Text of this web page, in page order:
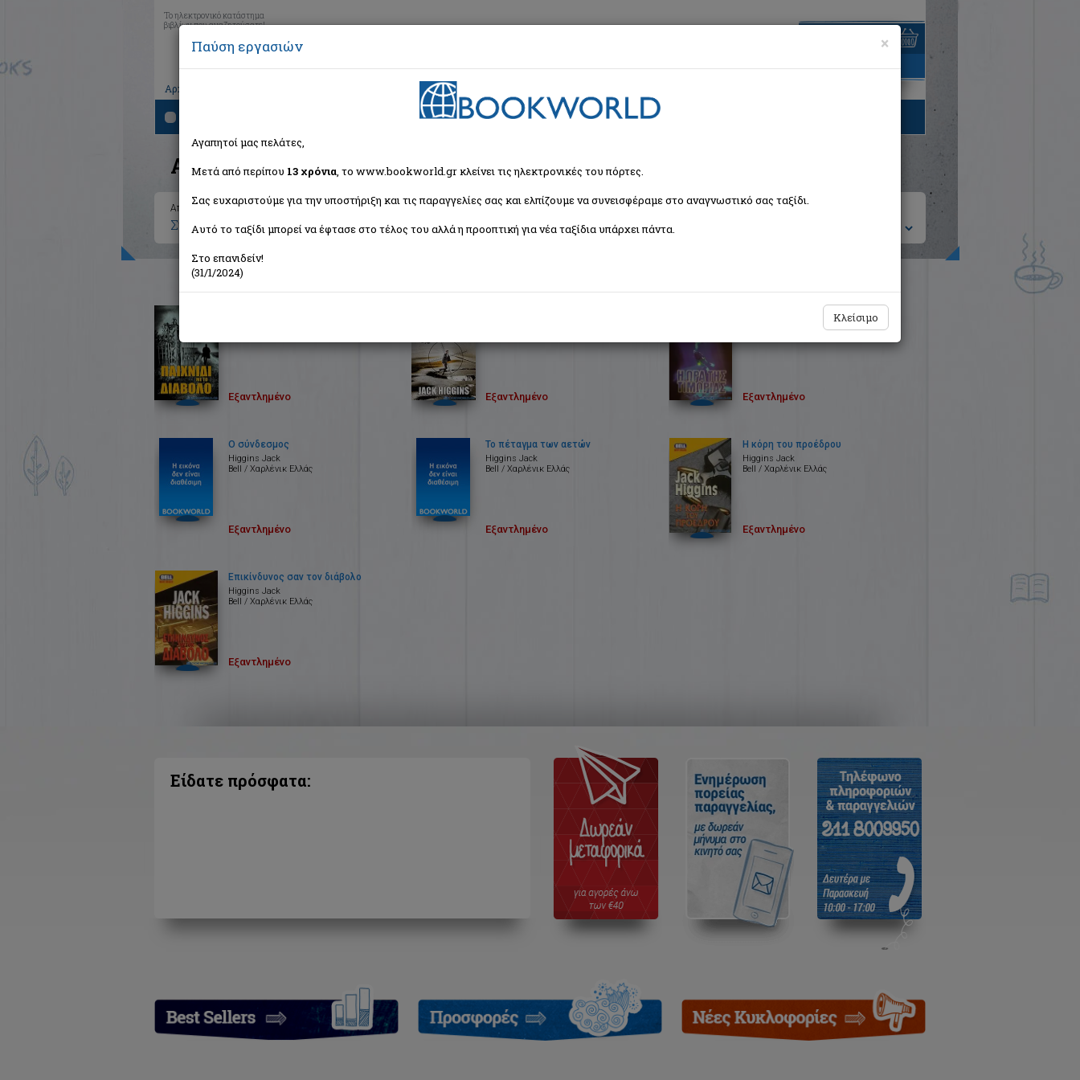
Το ηλεκτρονικό κατάστημα
βιβλίων που αναζητούσατε!
Αρχική
είναι άδειο
Αποτελέσματα αναζήτησης
Αποτελέσματα αναζήτησης για:
Συγγραφέας: Higgins Jack (7 βιβλία)
Ταξινόμηση ανά:
Εξαντλημένο Εξαντλημένο
Η ώρα της τιμωρίας
Εξαντλημένο
Ο σύνδεσμος
Higgins Jack
Bell / Χαρλένικ Ελλάς
Εξαντλημένο
Το πέταγμα των αετών
Higgins Jack
Bell / Χαρλένικ Ελλάς
Εξαντλημένο
Η κόρη του προέδρου
Higgins Jack
Bell / Χαρλένικ Ελλάς
Εξαντλημένο
Επικίνδυνος σαν τον διάβολο
Higgins Jack
Bell / Χαρλένικ Ελλάς
Εξαντλημένο
Είδατε πρόσφατα:
×
Παύση εργασιών
Αγαπητοί μας πελάτες,
Μετά από περίπου 13 χρόνια, το www.bookworld.gr κλείνει τις ηλεκτρονικές του πόρτες.
Σας ευχαριστούμε για την υποστήριξη και τις παραγγελίες σας και ελπίζουμε να συνεισφέραμε στο αναγνωστικό σας ταξίδι.
Αυτό το ταξίδι μπορεί να έφτασε στο τέλος του αλλά η προοπτική για νέα ταξίδια υπάρχει πάντα.
Στο επανιδείν!
(31/1/2024)
Κλείσιμο